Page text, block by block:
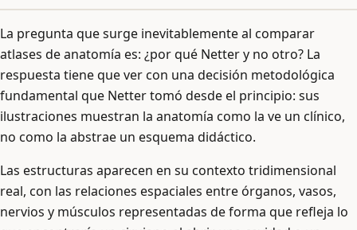
La pregunta que surge inevitablemente al comparar
atlases de anatomía es: ¿por qué Netter y no otro? La
respuesta tiene que ver con una decisión metodológica
fundamental que Netter tomó desde el principio: sus
ilustraciones muestran la anatomía como la ve un clínico,
no como la abstrae un esquema didáctico.
Las estructuras aparecen en su contexto tridimensional
real, con las relaciones espaciales entre órganos, vasos,
nervios y músculos representadas de forma que refleja lo